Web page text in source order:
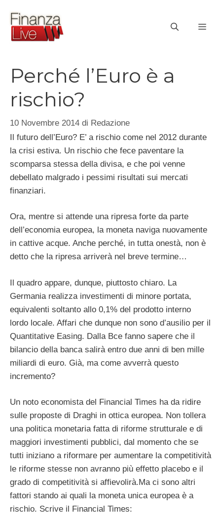
contenuto
Perché l’Euro è a
rischio?
10 Novembre 2014 di Redazione
Il futuro dell’Euro? E’ a rischio come nel 2012 durante
la crisi estiva. Un rischio che fece paventare la
scomparsa stessa della divisa, e che poi venne
debellato malgrado i pessimi risultati sui mercati
finanziari.
Ora, mentre si attende una ripresa forte da parte
dell’economia europea, la moneta naviga nuovamente
in cattive acque. Anche perché, in tutta onestà, non è
detto che la ripresa arriverà nel breve termine…
Il quadro appare, dunque, piuttosto chiaro. La
Germania realizza investimenti di minore portata,
equivalenti soltanto allo 0,1% del prodotto interno
lordo locale. Affari che dunque non sono d’ausilio per il
Quantitative Easing. Dalla Bce fanno sapere che il
bilancio della banca salirà entro due anni di ben mille
miliardi di euro. Già, ma come avverrà questo
incremento?
Un noto economista del Financial Times ha da ridire
sulle proposte di Draghi in ottica europea. Non tollera
una politica monetaria fatta di riforme strutturale e di
maggiori investimenti pubblici, dal momento che se
tutti iniziano a riformare per aumentare la competitività
le riforme stesse non avranno più effetto placebo e il
grado di competitività si affievolirà.Ma ci sono altri
fattori stando ai quali la moneta unica europea è a
rischio. Scrive il Financial Times: